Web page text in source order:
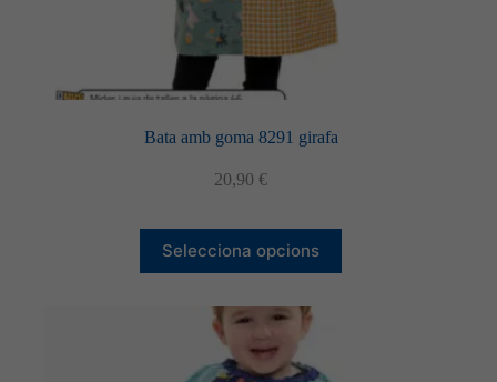
Bata amb goma 8291 girafa
20,90€
Selecciona opcions
producte
té
variants.
opcions
es